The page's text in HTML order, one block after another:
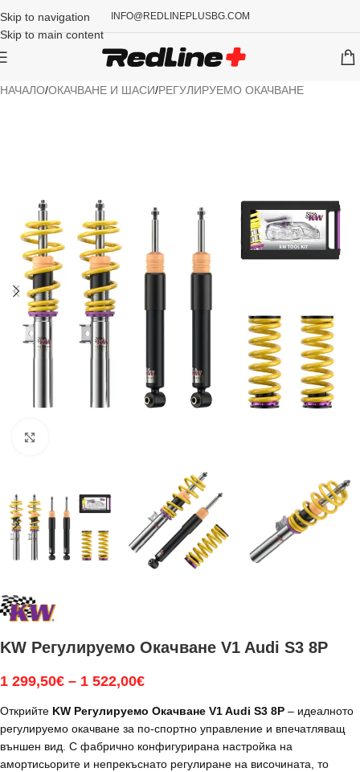
Skip to navigation
Skip to main content
INFO@REDLINEPLUSBG.COM
НАЧАЛО/ОКАЧВАНЕ И ШАСИ/РЕГУЛИРУЕМО ОКАЧВАНЕ
KW Регулируемо Окачване V1 Audi S3 8P
1 299,50€ – 1 522,00€
Открийте KW Регулируемо Окачване V1 Audi S3 8P – идеалното
регулируемо окачване за по-спортно управление и впечатляващ
външен вид. С фабрично конфигурирана настройка на
амортисьорите и непрекъснато регулиране на височината, то